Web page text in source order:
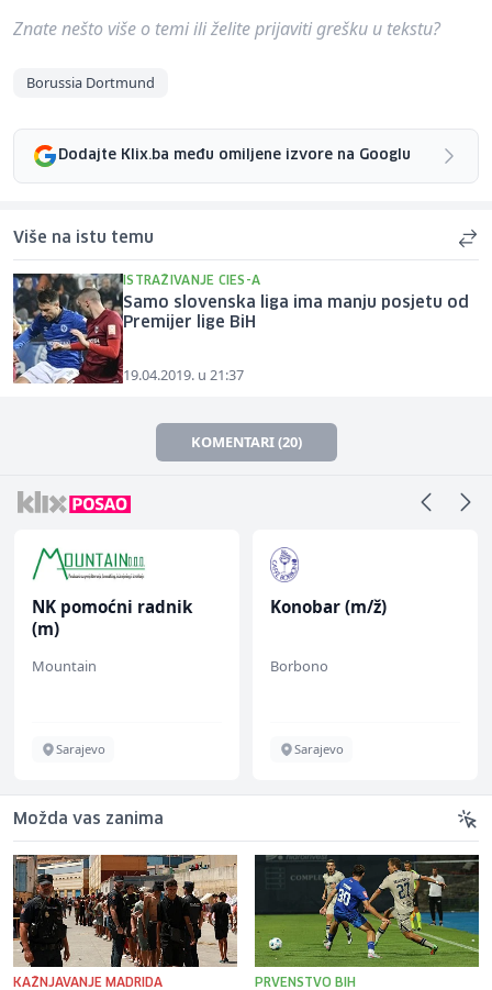
Znate nešto više o temi ili želite prijaviti grešku u tekstu?
Borussia Dortmund
Dodajte Klix.ba među omiljene izvore na Googlu
Više na istu temu
ISTRAŽIVANJE CIES-A
Samo slovenska liga ima manju posjetu od
Premijer lige BiH
19.04.2019. u 21:37
KOMENTARI (20)
NK pomoćni radnik
(m)
Mountain
Sarajevo
Konobar (m/ž)
Borbono
Sarajevo
Možda vas zanima
KAŽNJAVANJE MADRIDA PRVENSTVO BIH